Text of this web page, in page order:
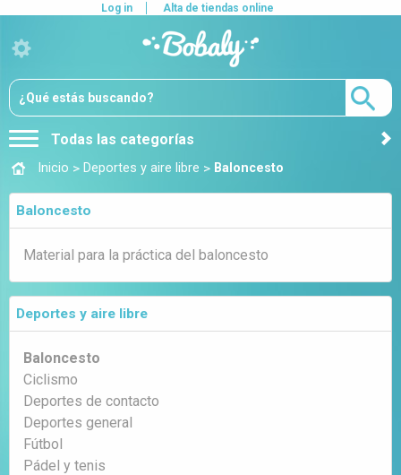
Todas las categorías
Log in Alta de tiendas online
Inicio > Deportes y aire libre > Baloncesto
Baloncesto
Material para la práctica del baloncesto
Deportes y aire libre
Baloncesto
Ciclismo
Deportes de contacto
Deportes general
Fútbol
Pádel y tenis